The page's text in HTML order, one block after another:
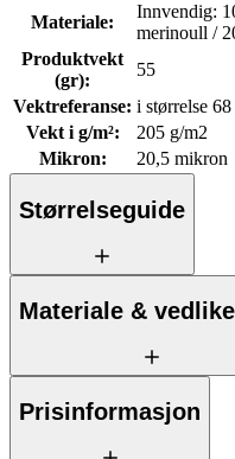
Materiale:
Innvendig:
merinoull /
Produktvekt
(gr):
55
Vektreferanse: i størrelse 68
Vekt i g/m²:
205 g/m2
Mikron: 20,5 mikron
Størrelseguide
Materiale &
Prisinformasjon